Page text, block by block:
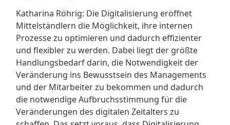
Katharina Röhrig: Die Digitalisierung eröffnet
Mittelständlern die Möglichkeit, ihre internen
Prozesse zu optimieren und dadurch effizienter
und flexibler zu werden. Dabei liegt der größte
Handlungsbedarf darin, die Notwendigkeit der
Veränderung ins Bewusstsein des Managements
und der Mitarbeiter zu bekommen und dadurch
die notwendige Aufbruchsstimmung für die
Veränderungen des digitalen Zeitalters zu